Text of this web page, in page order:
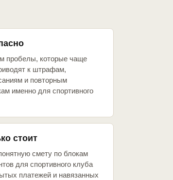
пробелы, которые чаще
к штрафам,
и повторным
именно для спортивного
стоит
смету по блокам
для спортивного клуба
платежей и навязанных